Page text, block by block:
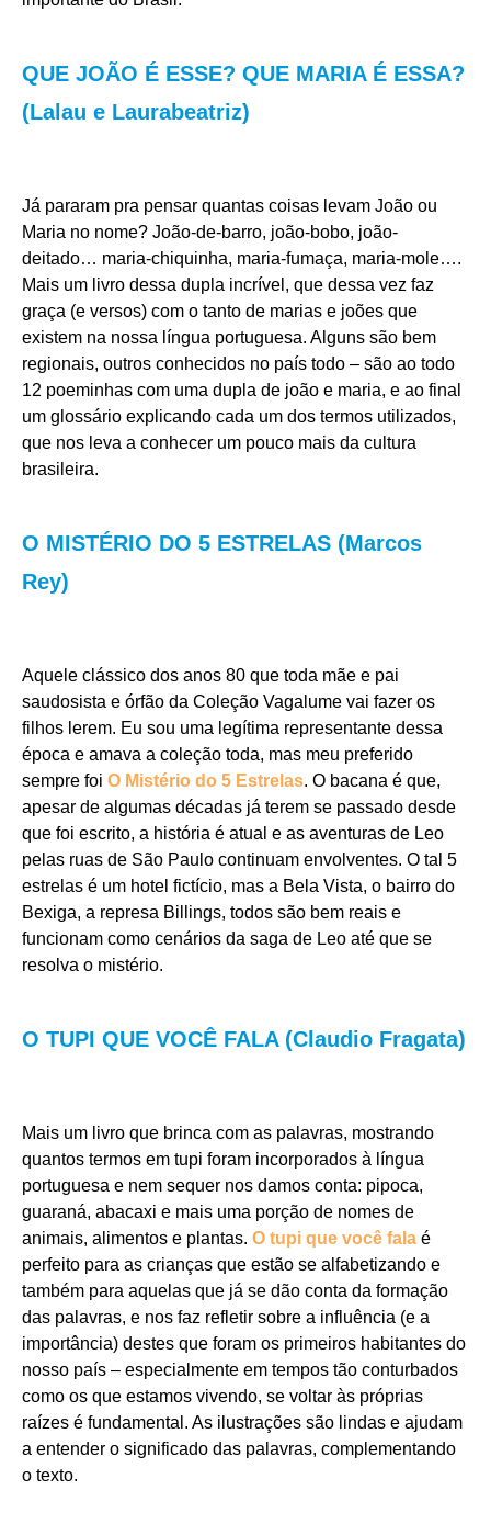
QUE JOÃO É ESSE? QUE MARIA É ESSA?
(Lalau e Laurabeatriz)
Já pararam pra pensar quantas coisas levam João ou
Maria no nome? João-de-barro, joão-bobo, joão-
deitado… maria-chiquinha, maria-fumaça, maria-mole….
Mais um livro dessa dupla incrível, que dessa vez faz
graça (e versos) com o tanto de marias e joões que
existem na nossa língua portuguesa. Alguns são bem
regionais, outros conhecidos no país todo – são ao todo
12 poeminhas com uma dupla de joão e maria, e ao final
um glossário explicando cada um dos termos utilizados,
que nos leva a conhecer um pouco mais da cultura
brasileira.
O MISTÉRIO DO 5 ESTRELAS (Marcos
Rey)
Aquele clássico dos anos 80 que toda mãe e pai
saudosista e órfão da Coleção Vagalume vai fazer os
filhos lerem. Eu sou uma legítima representante dessa
época e amava a coleção toda, mas meu preferido
sempre foi O Mistério do 5 Estrelas. O bacana é que,
apesar de algumas décadas já terem se passado desde
que foi escrito, a história é atual e as aventuras de Leo
pelas ruas de São Paulo continuam envolventes. O tal 5
estrelas é um hotel fictício, mas a Bela Vista, o bairro do
Bexiga, a represa Billings, todos são bem reais e
funcionam como cenários da saga de Leo até que se
resolva o mistério.
O TUPI QUE VOCÊ FALA (Claudio Fragata)
Mais um livro que brinca com as palavras, mostrando
quantos termos em tupi foram incorporados à língua
portuguesa e nem sequer nos damos conta: pipoca,
guaraná, abacaxi e mais uma porção de nomes de
animais, alimentos e plantas. O tupi que você fala é
perfeito para as crianças que estão se alfabetizando e
também para aquelas que já se dão conta da formação
das palavras, e nos faz refletir sobre a influência (e a
importância) destes que foram os primeiros habitantes do
nosso país – especialmente em tempos tão conturbados
como os que estamos vivendo, se voltar às próprias
raízes é fundamental. As ilustrações são lindas e ajudam
a entender o significado das palavras, complementando
o texto.